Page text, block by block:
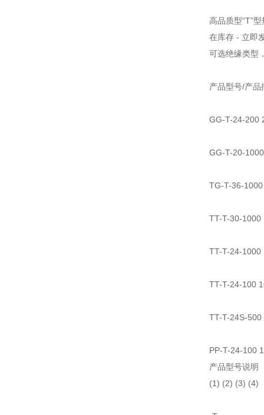
高品质型“T”
在库存 - 立即
可选绝缘类型
产品型号/产品
GG-T-24-200
GG-T-20-
TG-T-36-
TT-T-30-1000
TT-T-24-1000
TT-T-24-100
TT-T-24S-500
PP-T-24-100
产品型号说明
(1) (2) (3) (4)